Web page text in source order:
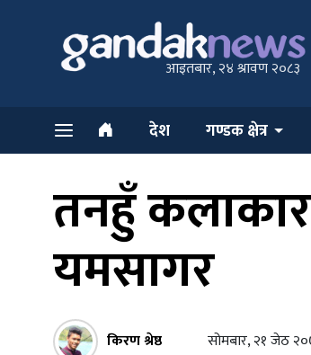
आइतबार, २४ श्रावण २०८३
देश गण्डक क्षेत्र
तनहुँ कलाकार
यमसागर
किरण श्रेष्ठ सोमबार, २१ जेठ